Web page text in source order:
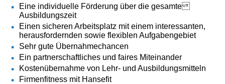
Eine individuelle Förderung über die gesamte
Ausbildungszeit
Einen sicheren Arbeitsplatz mit einem interessanten,
herausfordernden sowie flexiblen Aufgabengebiet
Sehr gute Übernahmechancen
Ein partnerschaftliches und faires Miteinander
Kostenübernahme von Lehr- und Ausbildungsmitteln
Firmenfitness mit Hansefit